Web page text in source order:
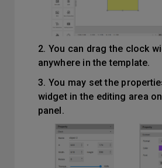
2. You can drag the clock
anywhere in the template.
3. You may set the
widget in the editing area
panel.